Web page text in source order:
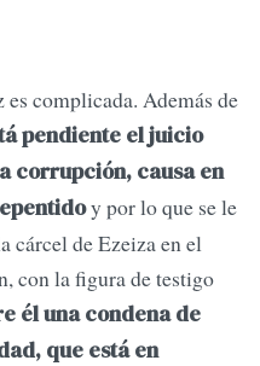
complicada. Además de
pendiente el juicio
corrupción, causa en
y por lo que se le
cárcel de Ezeiza en el
con la figura de testigo
él una condena de
que está en